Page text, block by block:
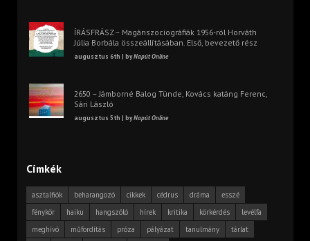
ÍRÁSFRÁSZ – Magánszociográfiák 1956-ról Horváth
Júlia Borbála összeállításában. Első, bevezető rész
augusztus 6th | byNapút Online
2650 – Jámborné Balog Tünde, Kovács katáng Ferenc,
Sári László
augusztus 5th | byNapút Online
Címkék
asztalfiók beharangozó cikkek cédrus dráma
esszé
fénykör
haiku hangszóló hírek kritika körkérdés
levélfa
meghívó
műfordítás próza pályázat tanulmány
tárlat